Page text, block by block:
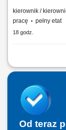
kierownik /
pracę
pełny etat
18 godz.
Miejsce pracy
obowiązków
obiektów
Od teraz